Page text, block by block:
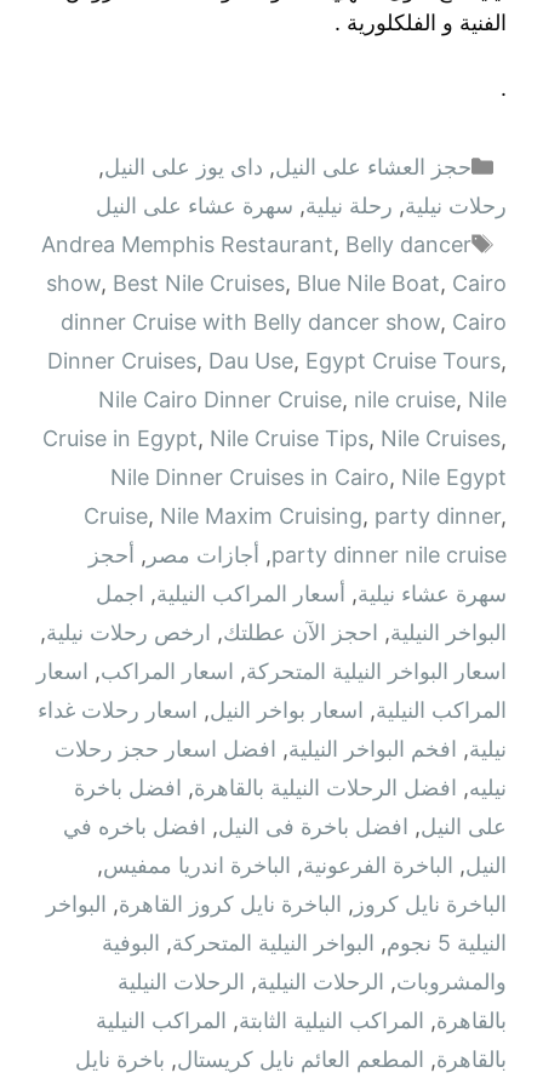
الفنية و الفلكلورية .
.
التصنيفات
حجز العشاء على النيل, داى يوز على النيل,
رحلات نيلية, رحلة نيلية, سهرة عشاء على النيل
الوسوم
Andrea Memphis Restaurant, Belly dancer
show, Best Nile Cruises, Blue Nile Boat, Cairo
dinner Cruise with Belly dancer show, Cairo
Dinner Cruises, Dau Use, Egypt Cruise Tours,
Nile Cairo Dinner Cruise, nile cruise, Nile
Cruise in Egypt, Nile Cruise Tips, Nile Cruises,
Nile Dinner Cruises in Cairo, Nile Egypt
Cruise, Nile Maxim Cruising, party dinner,
party dinner nile cruise
, أجازات مصر , أحجز
سهرة عشاء نيلية, أسعار المراكب النيلية, اجمل
البواخر النيلية, احجز الآن عطلتك, ارخص رحلات نيلية,
اسعار البواخر النيلية المتحركة, اسعار المراكب, اسعار
المراكب النيلية, اسعار بواخر النيل, اسعار رحلات غداء
نيلية, افخم البواخر النيلية, افضل اسعار حجز رحلات
نيليه, افضل الرحلات النيلية بالقاهرة, افضل باخرة
على النيل, افضل باخرة فى النيل, افضل باخره في
النيل, الباخرة الفرعونية, الباخرة اندريا ممفيس,
الباخرة نايل كروز , الباخرة نايل كروز القاهرة, البواخر
النيلية 5 نجوم
, البواخر النيلية المتحركة, البوفية
والمشروبات, الرحلات النيلية, الرحلات النيلية
بالقاهرة, المراكب النيلية الثابتة, المراكب النيلية
بالقاهرة, المطعم العائم نايل كريستال, باخرة نايل